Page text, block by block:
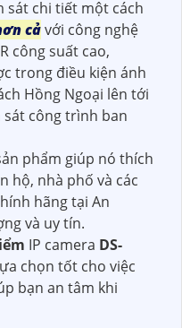
sát chi tiết một cách
cảvới công nghệ
công suất cao,
trong điều kiện ánh
Hồng Ngoại lên tới
sát công trình ban
phẩm giúp nó thích
hộ, nhà phố và các
hãng tại An
và uy tín.
IP camera DS-
chọn tốt cho việc
bạn an tâm khi